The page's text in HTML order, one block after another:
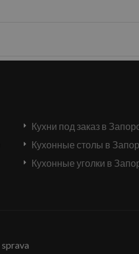
Кухни под заказ в
Кухонные столы в
Кухонные уголки в
sprava